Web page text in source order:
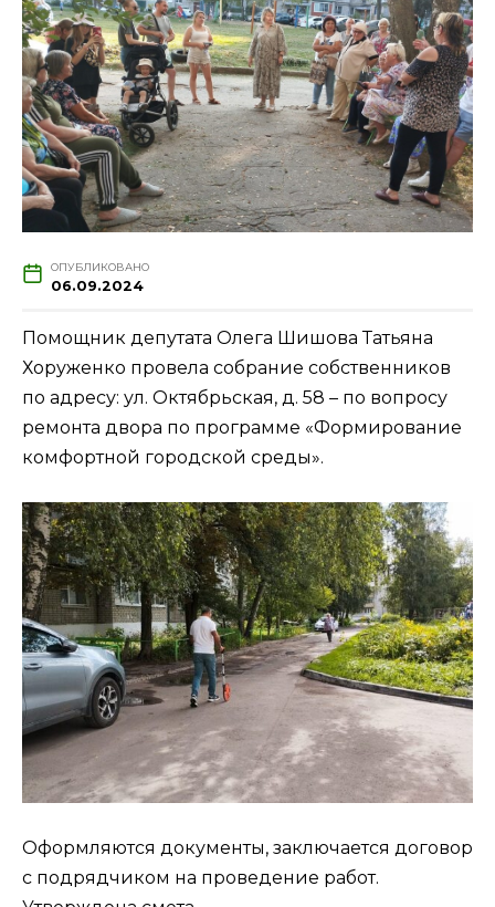
ОПУБЛИКОВАНО
06.09.2024
Помощник депутата Олега Шишова Татьяна
Хоруженко провела собрание собственников
по адресу: ул. Октябрьская, д. 58 – по вопросу
ремонта двора по программе «Формирование
комфортной городской среды».
Оформляются документы, заключается договор
с подрядчиком на проведение работ.